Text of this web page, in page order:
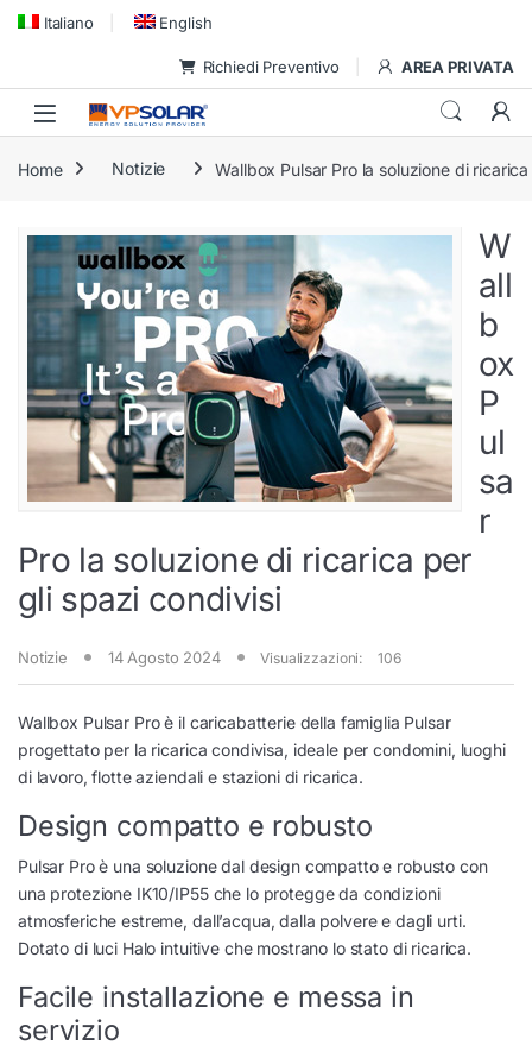
Skip to navigation
Skip to content
Italiano English
Richiedi Preventivo AREA PRIVATA
Home Notizie Wallbox Pulsar Pro la soluzione di
W
all
b
ox
P
ul
sa
r
Pro la soluzione di ricarica per
gli spazi condivisi
Notizie 14 Agosto 2024 Visualizzazioni: 106
Wallbox Pulsar Pro è il caricabatterie della famiglia Pulsar
progettato per la ricarica condivisa, ideale per condomini, luoghi
di lavoro, flotte aziendali e stazioni di ricarica.
Design compatto e robusto
Pulsar Pro è una soluzione dal design compatto e robusto con
una protezione IK10/IP55 che lo protegge da condizioni
atmosferiche estreme, dall’acqua, dalla polvere e dagli urti.
Dotato di luci Halo intuitive che mostrano lo stato di ricarica.
Facile installazione e messa in
servizio